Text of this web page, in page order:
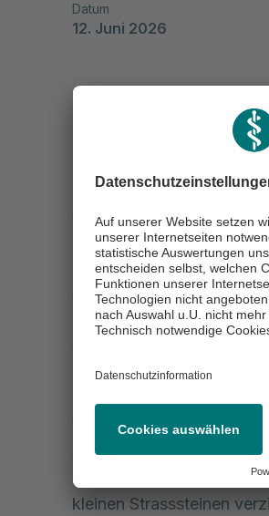
Datum
12. Juni 2026
Rückblick auf unser
Unser diesjähriges
ganz im Zeichen des
Wiedersehen mit vielen
leckerem Essen und
Wir sind sehr dankbar
unserem gemeinsamen
Ein besonderer
Wiesenburger an
Auszeichnungen
Ergotherapeuten
kleinen Strasssteinen